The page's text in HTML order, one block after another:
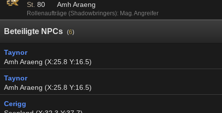
St. 80 Amh Araeng
Rollenaufträge (Shadowbringers): Mag. Angreifer
Beteiligte NPCs (6)
Taynor
Amh Araeng (X:25.8 Y:16.5)
Taynor
Amh Araeng (X:25.8 Y:16.5)
Cerigg